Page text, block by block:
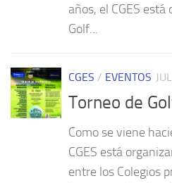
años, el CGES
Golf...
CGES / EVENTOS
Torneo de
Como se viene
CGES está
entre los Colegios